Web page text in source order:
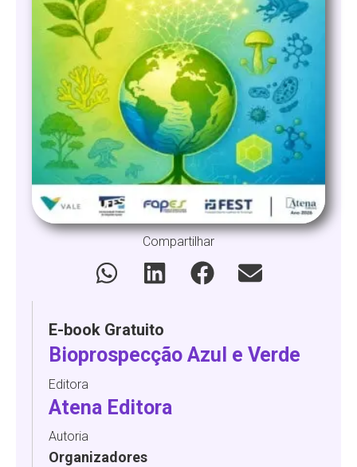
Compartilhar
E-book Gratuito
Bioprospecção Azul e Verde
Editora
Atena Editora
Autoria
Organizadores